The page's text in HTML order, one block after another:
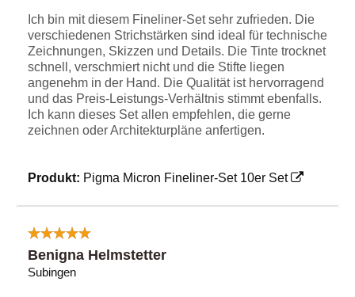
Ich bin mit diesem Fineliner-Set sehr zufrieden. Die
verschiedenen Strichstärken sind ideal für technische
Zeichnungen, Skizzen und Details. Die Tinte trocknet
schnell, verschmiert nicht und die Stifte liegen
angenehm in der Hand. Die Qualität ist hervorragend
und das Preis-Leistungs-Verhältnis stimmt ebenfalls.
Ich kann dieses Set allen empfehlen, die gerne
zeichnen oder Architekturpläne anfertigen.
Produkt: Pigma Micron Fineliner-Set 10er Set
Benigna Helmstetter
Subingen